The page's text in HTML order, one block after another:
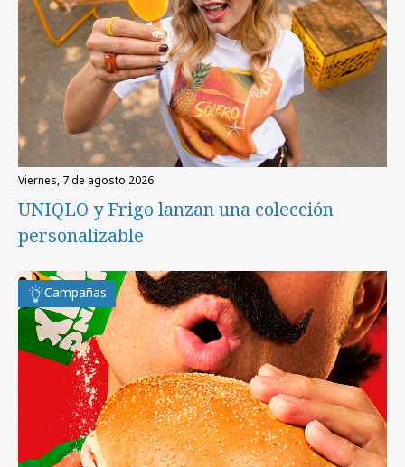
viernes, 7 de agosto 2026
UNIQLO y Frigo lanzan una colección
personalizable
Campañas